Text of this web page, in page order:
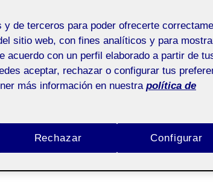
trabajo acorde al público objetivo para la que va
y continuar así, con un proyecto en el que los
y de terceros para poder ofrecerte
sitio web, con fines analíticos y para
acuerdo con un perfil elaborado a partir de
aceptar, rechazar o configurar tus
más información en nuestra política de
Rechazar Configurar